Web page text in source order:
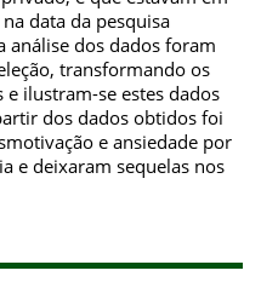
data da pesquisa
análise dos dados foram
transformando os
ilustram-se estes dados
dos dados obtidos foi
e ansiedade por
e deixaram sequelas nos